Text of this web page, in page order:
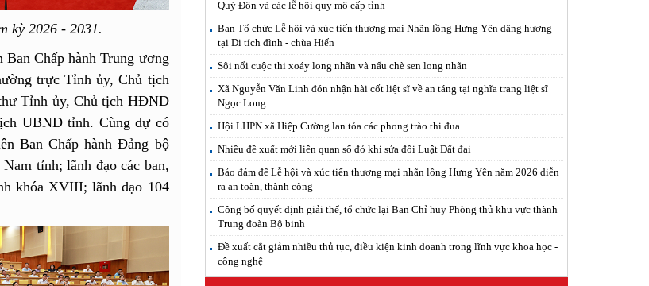
kỳ 2026 - 2031.
Chấp hành Trung ương
trực Tỉnh ủy, Chủ tịch
Tỉnh ủy, Chủ tịch HĐND
UBND tỉnh. Cùng dự có
Ban Chấp hành Đảng bộ
tỉnh; lãnh đạo các ban,
khóa XVIII; lãnh đạo 104
Quý Đôn và các lễ hội quy mô cấp tỉnh
Ban Tổ chức Lễ hội và xúc tiến thương mại Nhãn lồng Hưng Yên dâng hương
tại Di tích đình - chùa Hiến
Sôi nổi cuộc thi xoáy long nhãn và nấu chè sen long nhãn
Xã Nguyễn Văn Linh đón nhận hài cốt liệt sĩ về an táng tại nghĩa trang liệt sĩ
Ngọc Long
Hội LHPN xã Hiệp Cường lan tỏa các phong trào thi đua
Nhiều đề xuất mới liên quan sổ đỏ khi sửa đổi Luật Đất đai
Bảo đảm để Lễ hội và xúc tiến thương mại nhãn lồng Hưng Yên năm 2026 diễn
ra an toàn, thành công
Công bố quyết định giải thể, tổ chức lại Ban Chỉ huy Phòng thủ khu vực thành
Trung đoàn Bộ binh
Đề xuất cắt giảm nhiều thủ tục, điều kiện kinh doanh trong lĩnh vực khoa học -
công nghệ